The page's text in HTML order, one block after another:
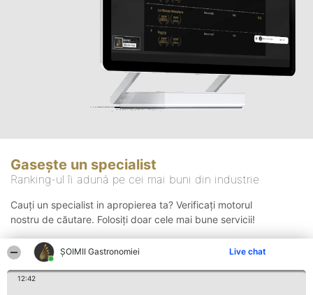
ȘOIMII Gastronomiei Live chat
12:42
Gasește un specialist
Ranking-ul îi adună pe cei mai buni din industrie
Cauți un specialist in apropierea ta? Verificați motorul
nostru de căutare. Folosiți doar cele mai bune servicii!